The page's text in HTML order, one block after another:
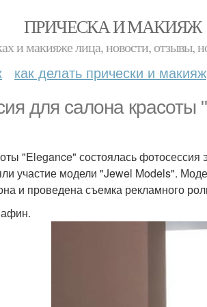
ПРИЧЕСКА И МАКИЯЖ
и макияже лица, новости, отзывы,
как делать прически и макияж
для салона красоты
"Elegance" состоялась
участие модели "Jewel Models".
и проведена съемка рекламного